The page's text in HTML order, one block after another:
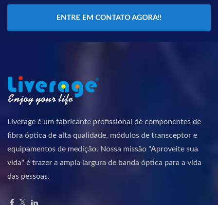
ENTRE EM CONTATO AGORA!!
Liverage é um fabricante profissional de componentes de
fibra óptica de alta qualidade, módulos de transceptor e
equipamentos de medição. Nossa missão "Aproveite sua
vida" é trazer a ampla largura de banda óptica para a vida
das pessoas.